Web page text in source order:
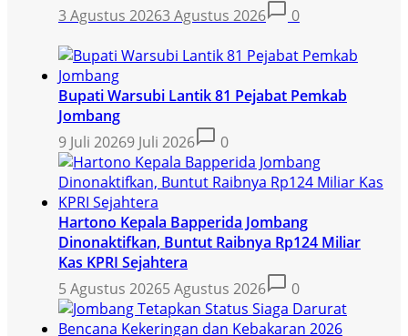
3 Agustus 20263 Agustus 2026 0
Bupati Warsubi Lantik 81 Pejabat Pemkab
Jombang
9 Juli 20269 Juli 2026 0
Hartono Kepala Bapperida Jombang
Dinonaktifkan, Buntut Raibnya Rp124 Miliar
Kas KPRI Sejahtera
5 Agustus 20265 Agustus 2026 0